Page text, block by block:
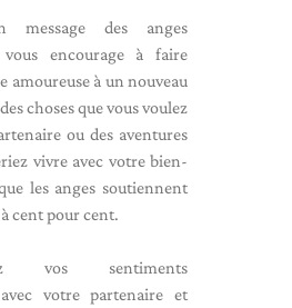
message des anges
encourage à faire
amoureuse à un nouveau
choses que vous voulez
ou des aventures
vivre avec votre bien-
les anges soutiennent
cent pour cent.
vos sentiments
votre partenaire et